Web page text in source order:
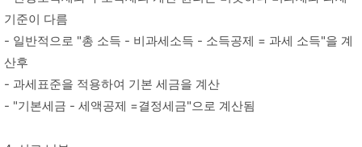
기준이 다름
- 일반적으로 "총 소득 - 비과세소득 - 소득공제 = 과세 소득"을 계
산후
- 과세표준을 적용하여 기본 세금을 계산
- "기본세금 - 세액공제 =결정세금"으로 계산됨